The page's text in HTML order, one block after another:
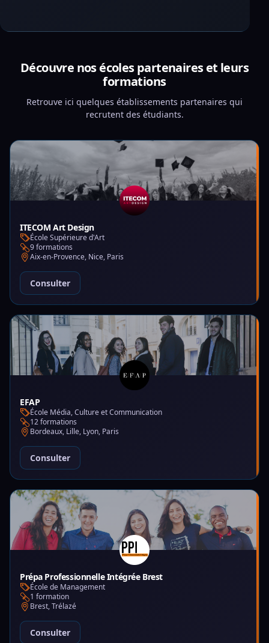
Découvre nos écoles partenaires et leurs
formations
Retrouve ici quelques établissements partenaires qui
recrutent des étudiants.
ITECOM Art Design
École Supérieure d'Art
9 formations
Aix-en-Provence, Nice, Paris
Consulter
EFAP
École Média, Culture et Communication
12 formations
Bordeaux, Lille, Lyon, Paris
Consulter
Prépa Professionnelle Intégrée Brest
École de Management
1 formation
Brest, Trélazé
Consulter